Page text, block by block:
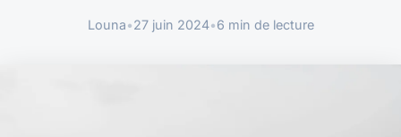
Louna•27 juin 2024•6 min de lecture